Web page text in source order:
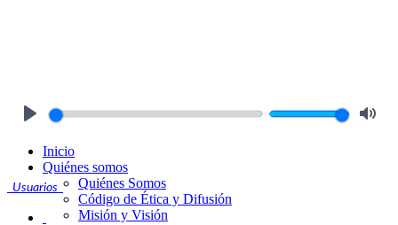
Usuarios
Inicio
Quiénes somos
Quiénes Somos
Código de Ética y Difusión
Misión y Visión